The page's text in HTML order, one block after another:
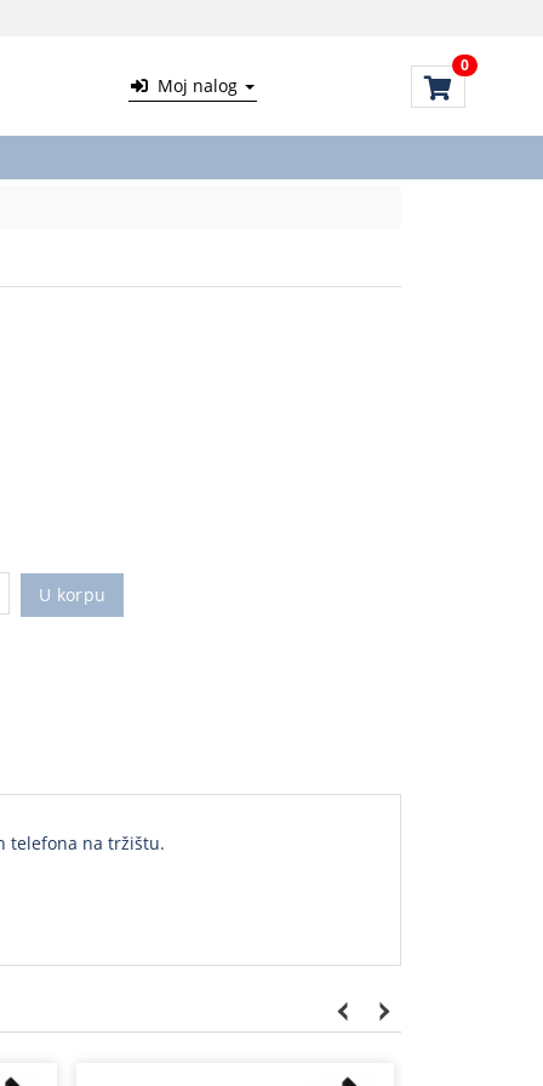
Moj nalog
0
U korpu
telefona na tržištu.